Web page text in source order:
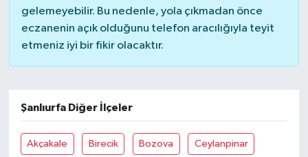
gelemeyebilir. Bu nedenle, yola çıkmadan önce
eczanenin açık olduğunu telefon aracılığıyla teyit
etmeniz iyi bir fikir olacaktır.
Şanlıurfa Diğer İlçeler
Akçakale Birecik Bozova Ceylanpinar
Magazin
Otomobil
Resmî ilanlar
Sağlık